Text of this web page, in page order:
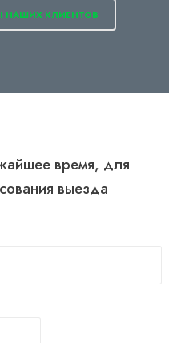
НАШИХ КЛИЕНТОВ
время, для
выезда